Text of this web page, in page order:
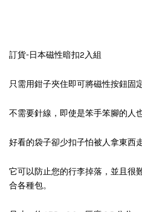
訂貨-日本磁性暗扣2入組
只需用鉗子夾住即可將磁性按鈕固
不需要針線，即使是笨手笨腳的人
好看的袋子卻少扣子怕被人拿東西
它可以防止您的行李掉落，並且很
合各種包。